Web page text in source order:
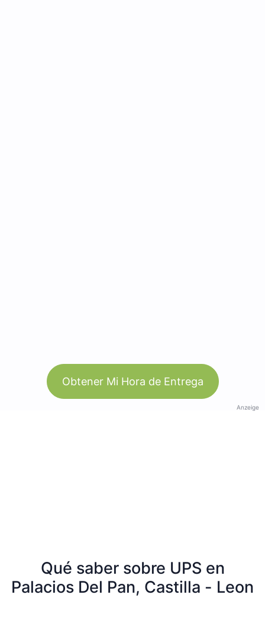
Obtener Mi Hora de Entrega
Anzeige
Qué saber sobre UPS en
Palacios Del Pan, Castilla - Leon